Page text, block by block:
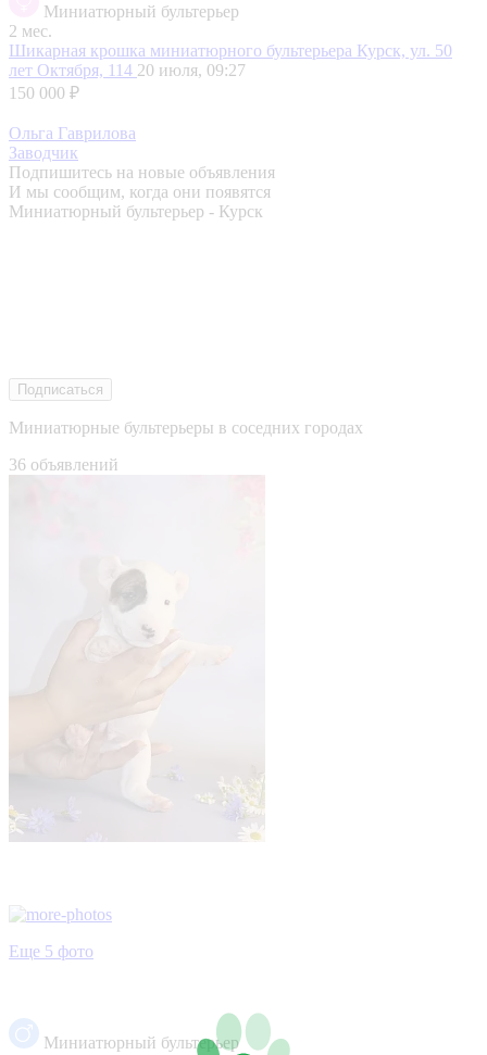
Миниатюрный бультерьер
2 мес.
Шикарная крошка миниатюрного бультерьера Курск, ул. 50
лет Октября, 114 20 июля, 09:27
150 000 ₽
Ольга Гаврилова
Заводчик
Подпишитесь на новые объявления
И мы сообщим, когда они появятся
Миниатюрный бультерьер - Курск
Подписаться
Миниатюрные бультерьеры в соседних городах
36 объявлений
Еще 5 фото
Миниатюрный бультерьер